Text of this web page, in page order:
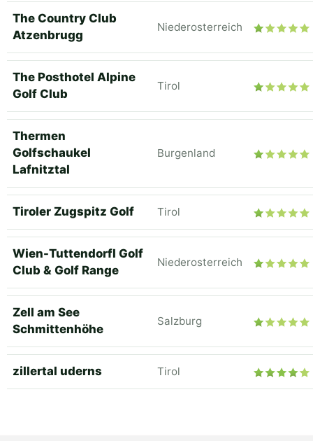
The Country Club
Atzenbrugg
Niederosterreich
The Posthotel Alpine
Golf Club
Tirol
Thermen
Golfschaukel
Lafnitztal
Burgenland
Tiroler Zugspitz Golf Tirol
Wien-Tuttendorfl Golf
Club & Golf Range
Niederosterreich
Zell am See
Schmittenhöhe
Salzburg
zillertal uderns Tirol